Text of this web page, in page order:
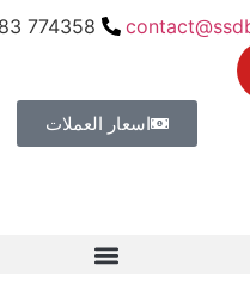
774358 183 00249
اسعار العملات